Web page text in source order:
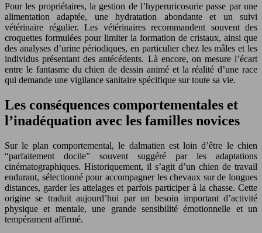
Pour les propriétaires, la gestion de l’hyperuricosurie passe par une
alimentation adaptée, une hydratation abondante et un suivi
vétérinaire régulier. Les vétérinaires recommandent souvent des
croquettes formulées pour limiter la formation de cristaux, ainsi que
des analyses d’urine périodiques, en particulier chez les mâles et les
individus présentant des antécédents. Là encore, on mesure l’écart
entre le fantasme du chien de dessin animé et la réalité d’une race
qui demande une vigilance sanitaire spécifique sur toute sa vie.
Les conséquences comportementales et
l’inadéquation avec les familles novices
Sur le plan comportemental, le dalmatien est loin d’être le chien
“parfaitement docile” souvent suggéré par les adaptations
cinématographiques. Historiquement, il s’agit d’un chien de travail
endurant, sélectionné pour accompagner les chevaux sur de longues
distances, garder les attelages et parfois participer à la chasse. Cette
origine se traduit aujourd’hui par un besoin important d’activité
physique et mentale, une grande sensibilité émotionnelle et un
tempérament affirmé.